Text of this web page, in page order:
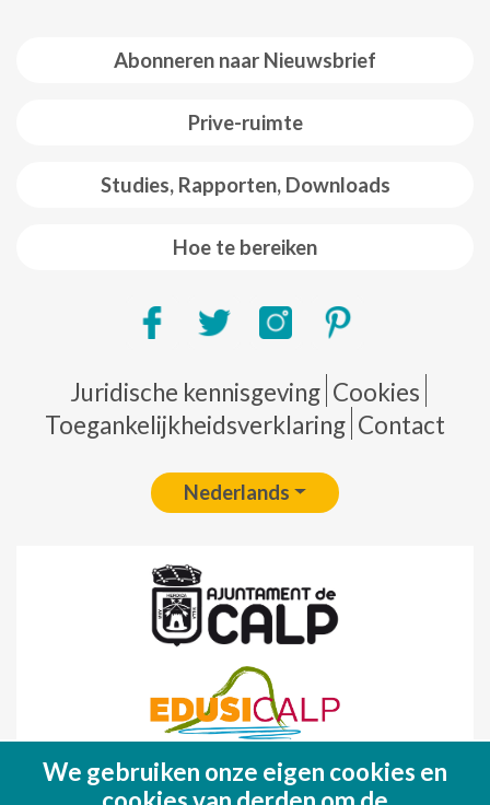
Abonneren naar Nieuwsbrief
Prive-ruimte
Studies, Rapporten, Downloads
Hoe te bereiken
Pie de página
Juridische kennisgeving Cookies
Toegankelijkheidsverklaring Contact
Nederlands
Fondo Europeo de Desarrollo Regional
We gebruiken onze eigen cookies en